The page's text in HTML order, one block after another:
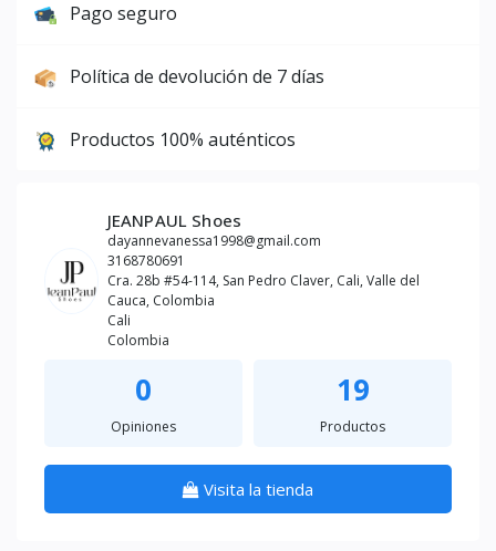
Pago seguro
Política de devolución de 7 días
Productos 100% auténticos
JEANPAUL Shoes
dayannevanessa1998@gmail.com
3168780691
Cra. 28b #54-114, San Pedro Claver, Cali, Valle del
Cauca, Colombia
Cali
Colombia
0
Opiniones
19
Productos
Visita la tienda